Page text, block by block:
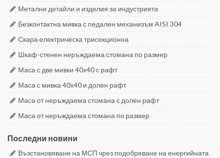
Метални детайли и изделия за индустрията
Безконтактна мивка с педален механизъм AISI 304
Скара електрическа трисекционна
Шкаф-стенен неръждаема стомана по размер
Маса с две мивки 40х40 с рафт
Маса с мивка 40х40 и долен рафт
Маса от неръждаема стомана с долен рафт
Маса от неръждаема стомана по размер
Последни новини
Възстановяване на МСП чрез подобряване на енергийната